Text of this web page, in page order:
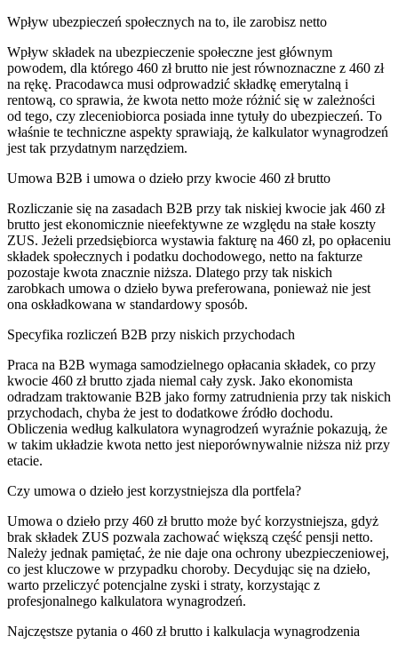
Wpływ ubezpieczeń społecznych na to, ile zarobisz netto
Wpływ składek na ubezpieczenie społeczne jest głównym
powodem, dla którego 460 zł brutto nie jest równoznaczne z 460 zł
na rękę. Pracodawca musi odprowadzić składkę emerytalną i
rentową, co sprawia, że kwota netto może różnić się w zależności
od tego, czy zleceniobiorca posiada inne tytuły do ubezpieczeń. To
właśnie te techniczne aspekty sprawiają, że kalkulator wynagrodzeń
jest tak przydatnym narzędziem.
Umowa B2B i umowa o dzieło przy kwocie 460 zł brutto
Rozliczanie się na zasadach B2B przy tak niskiej kwocie jak 460 zł
brutto jest ekonomicznie nieefektywne ze względu na stałe koszty
ZUS. Jeżeli przedsiębiorca wystawia fakturę na 460 zł, po opłaceniu
składek społecznych i podatku dochodowego, netto na fakturze
pozostaje kwota znacznie niższa. Dlatego przy tak niskich
zarobkach umowa o dzieło bywa preferowana, ponieważ nie jest
ona oskładkowana w standardowy sposób.
Specyfika rozliczeń B2B przy niskich przychodach
Praca na B2B wymaga samodzielnego opłacania składek, co przy
kwocie 460 zł brutto zjada niemal cały zysk. Jako ekonomista
odradzam traktowanie B2B jako formy zatrudnienia przy tak niskich
przychodach, chyba że jest to dodatkowe źródło dochodu.
Obliczenia według kalkulatora wynagrodzeń wyraźnie pokazują, że
w takim układzie kwota netto jest nieporównywalnie niższa niż przy
etacie.
Czy umowa o dzieło jest korzystniejsza dla portfela?
Umowa o dzieło przy 460 zł brutto może być korzystniejsza, gdyż
brak składek ZUS pozwala zachować większą część pensji netto.
Należy jednak pamiętać, że nie daje ona ochrony ubezpieczeniowej,
co jest kluczowe w przypadku choroby. Decydując się na dzieło,
warto przeliczyć potencjalne zyski i straty, korzystając z
profesjonalnego kalkulatora wynagrodzeń.
Najczęstsze pytania o 460 zł brutto i kalkulacja wynagrodzenia